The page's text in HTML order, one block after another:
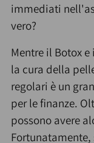
immediati
vero?
Mentre il Botox
la cura della
regolari è un
per le finanze.
possono avere